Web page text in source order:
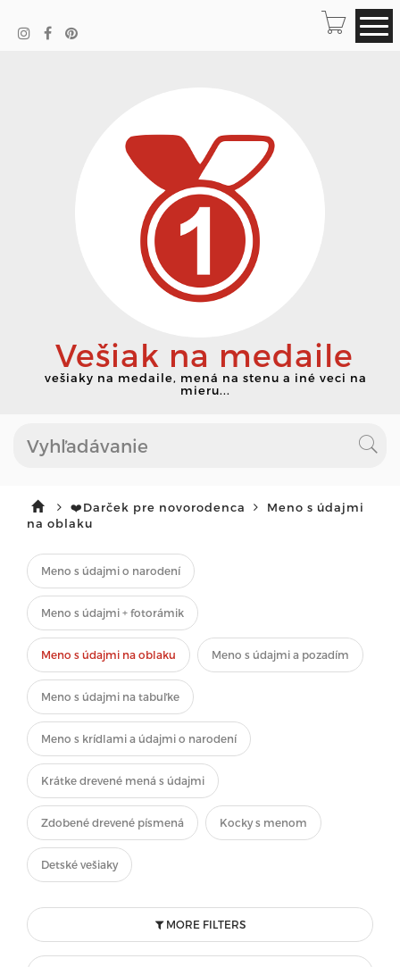
Vešiak na medaile
vešiaky na medaile, mená na stenu a iné veci na
mieru...
❤️Darček pre novorodenca
Meno s údajmi
na oblaku
Meno s údajmi o narodení
Meno s údajmi + fotorámik
Meno s údajmi na oblaku Meno s údajmi a pozadím
Meno s údajmi na tabuľke
Meno s krídlami a údajmi o narodení
Krátke drevené mená s údajmi
Zdobené drevené písmená Kocky s menom
Detské vešiaky
MORE FILTERS